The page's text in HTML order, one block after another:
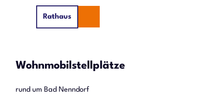
Menü
Rathaus
Wohnmobilstellplätze
rund um Bad Nenndorf